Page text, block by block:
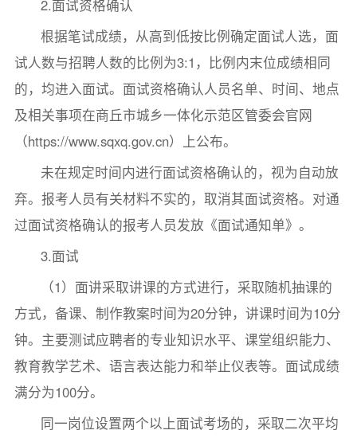
2.面试资格确认
根据笔试成绩，从高到低按比例确定面试人选，面
试人数与招聘人数的比例为3:1，比例内末位成绩相同
的，均进入面试。面试资格确认人员名单、时间、地点
及相关事项在商丘市城乡一体化示范区管委会官网
（https://www.sqxq.gov.cn）上公布。
未在规定时间内进行面试资格确认的，视为自动放
弃。报考人员有关材料不实的，取消其面试资格。对通
过面试资格确认的报考人员发放《面试通知单》。
3.面试
（1）面讲采取讲课的方式进行，采取随机抽课的
方式，备课、制作教案时间为20分钟，讲课时间为10分
钟。主要测试应聘者的专业知识水平、课堂组织能力、
教育教学艺术、语言表达能力和举止仪表等。面试成绩
满分为100分。
同一岗位设置两个以上面试考场的，采取二次平均